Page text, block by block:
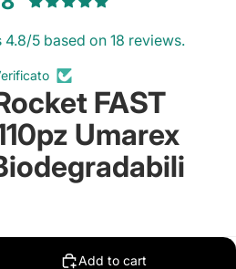
4.8/5 based on 18 reviews.
FAST
Umarex
Add to cart